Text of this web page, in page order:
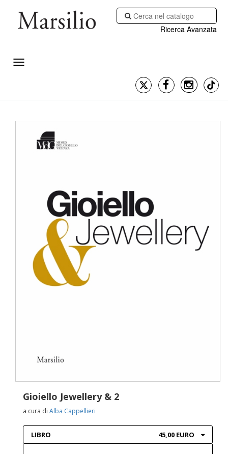
Ricerca Avanzata
Gioiello Jewellery & 2
a cura di Alba Cappellieri
LIBRO 45,00 EURO